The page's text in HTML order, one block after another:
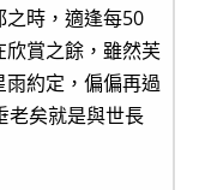
時，適逢每50
賞之餘，雖然芙
約定，偏偏再過
老矣就是與世長